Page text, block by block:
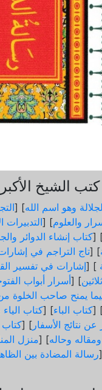
الشيخ الأكبر
وهو اسم الله] [
والعلوم] [التدبيرات
]كتاب إنشاء الدوائر
] [تاج التراجم في
] [إشارات في تفسير
] [أسرار أبواب
فيما يمنح صاحب الخلوة
]كتاب الباء] [كتاب
عن نتائج الأسفار ] [كتاب
وحاله] [منزل
رسالة المضادة بين